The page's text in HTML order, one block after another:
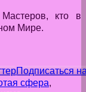
кто в
Мире.
Подписаться
сфера,